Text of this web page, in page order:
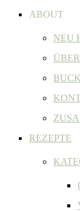
ABOUT
NEU
REZEPTE